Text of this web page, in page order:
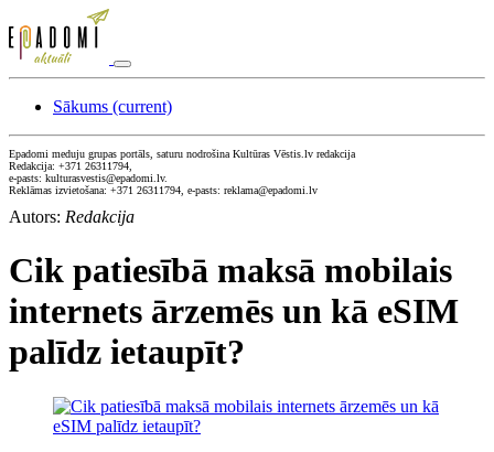
Sākums (current)
Epadomi meduju grupas portāls, saturu nodrošina Kultūras Vēstis.lv redakcija
Redakcija: +371 26311794,
e-pasts: kulturasvestis@epadomi.lv.
Reklāmas izvietošana: +371 26311794, e-pasts: reklama@epadomi.lv
Autors: Redakcija
Cik patiesībā maksā mobilais
internets ārzemēs un kā eSIM
palīdz ietaupīt?